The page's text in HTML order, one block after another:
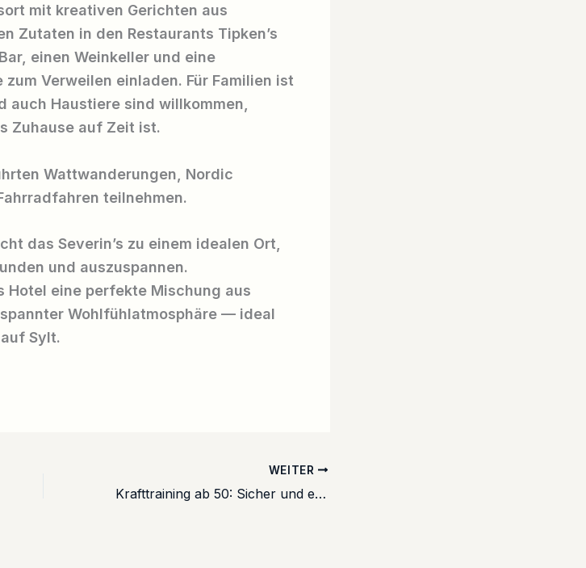
mit kreativen Gerichten aus
Zutaten in den Restaurants Tipken’s
einen Weinkeller und eine
Verweilen einladen. Für Familien ist
auch Haustiere sind willkommen,
Zuhause auf Zeit ist.
Wattwanderungen, Nordic
teilnehmen.
das Severin’s zu einem idealen Ort,
und auszuspannen.
Hotel eine perfekte Mischung aus
Wohlfühlatmosphäre — ideal
Sylt.
WEITER
Krafttraining ab 50: Sicher und erfolgreich im Alter